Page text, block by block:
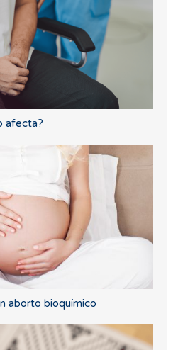
afecta?
aborto bioquímico